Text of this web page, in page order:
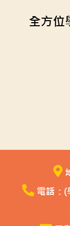
全方位
電話：